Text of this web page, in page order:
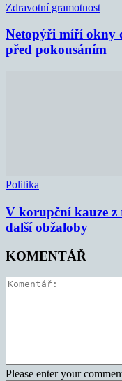
Zdravotní gramotnost
Netopýři míří okny
před pokousáním
Politika
V korupční kauze
další obžaloby
KOMENTÁŘ
Please enter your